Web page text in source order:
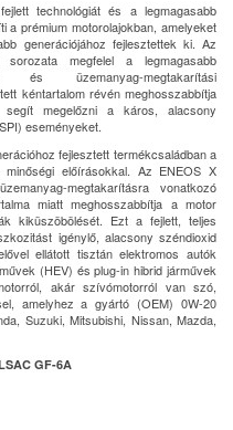
technológiát és a legmagasabb
a prémium motorolajokban, amelyeket
generációjához fejlesztettek ki. Az
megfelel a legmagasabb
és üzemanyag-megtakarítási
kéntartalom révén meghosszabbítja
megelőzni a káros, alacsony
eseményeket.
fejlesztett termékcsaládban a
minőségi előírásokkal. Az ENEOS X
megtakarításra vonatkozó
miatt meghosszabbítja a motor
kiküszöbölését. Ezt a fejlett, teljes
igénylő, alacsony széndioxid
ellátott tisztán elektromos autók
(HEV) és plug-in hibrid járművek
akár szívómotorról van szó,
amelyhez a gyártó (OEM) 0W-20
Suzuki, Mitsubishi, Nissan, Mazda,
GF-6A